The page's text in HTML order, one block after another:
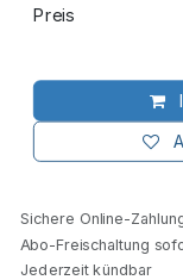
Preis
Sichere Online-
Abo-Freischaltung
Jederzeit kündbar